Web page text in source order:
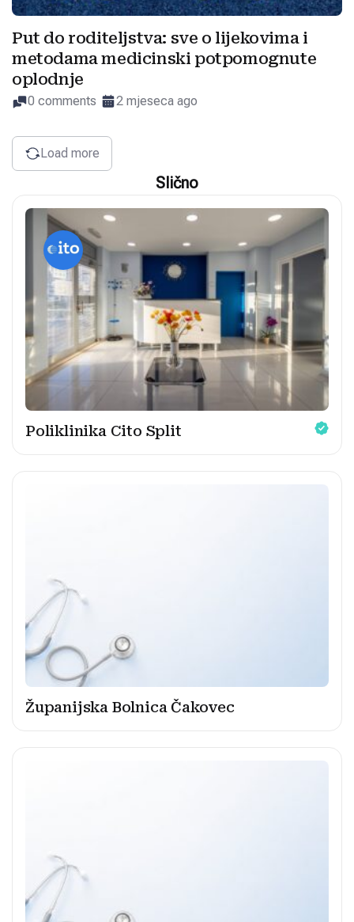
Put do roditeljstva: sve o lijekovima i
metodama medicinski potpomognute
oplodnje
0 comments 2 mjeseca ago
Load more
Slično
Poliklinika Cito Split
Županijska Bolnica Čakovec